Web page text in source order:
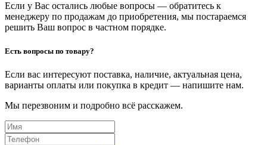
Если у Вас остались любые вопросы — обратитесь к
менеджеру по продажам до приобретения, мы постараемся
решить Ваш вопрос в частном порядке.
Есть вопросы по товару?
Если вас интересуют поставка, наличие, актуальная цена,
варианты оплаты или покупка в кредит — напишите нам.
Мы перезвоним и подробно всё расскажем.